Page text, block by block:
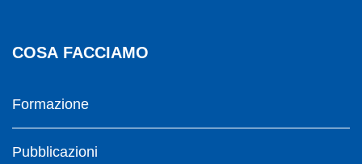
COSA FACCIAMO
Formazione
Pubblicazioni